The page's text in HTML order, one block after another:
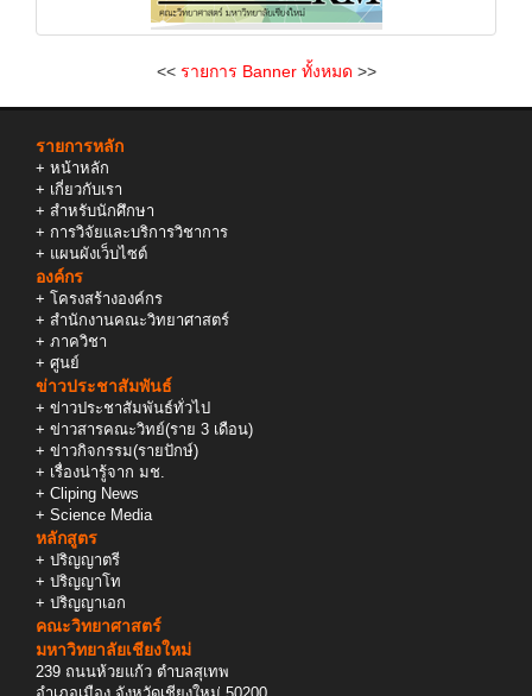
<< รายการ Banner ทั้งหมด >>
รายการหลัก
+ หน้าหลัก
+ เกี่ยวกับเรา
+ สำหรับนักศึกษา
+ การวิจัยและบริการวิชาการ
+ แผนผังเว็บไซต์
องค์กร
+ โครงสร้างองค์กร
+ สำนักงานคณะวิทยาศาสตร์
+ ภาควิชา
+ ศูนย์
ข่าวประชาสัมพันธ์
+ ข่าวประชาสัมพันธ์ทั่วไป
+ ข่าวสารคณะวิทย์(ราย 3 เดือน)
+ ข่าวกิจกรรม(รายปักษ์)
+ เรื่องน่ารู้จาก มช.
+ Cliping News
+ Science Media
หลักสูตร
+ ปริญญาตรี
+ ปริญญาโท
+ ปริญญาเอก
คณะวิทยาศาสตร์
มหาวิทยาลัยเชียงใหม่
239 ถนนห้วยแก้ว ตำบลสุเทพ